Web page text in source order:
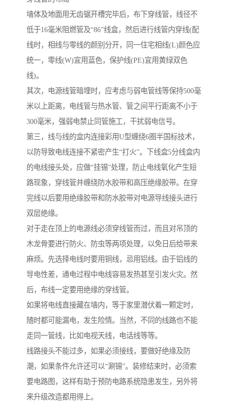
墙体及地面用无齿锯开槽完毕后，布下穿线管，线径不
低于16毫米阻燃管及“86”线盒，然后进行线管内穿线(配
线时，相线与零线的颜别分开，同一住宅相线(L)颜色应
统一，零线(W)宜用蓝色，保护线(PE)宜用黄绿双色
线)。
其次，电源线管暗埋时，应考虑与弱电管线等保持500毫
米以上距离，电线管与热水管、管之间平行距离不小于
300毫米，强弱电禁止同管施工，干扰弱电信号。
第三，线与线的盒内连接彩用U型缠绕6圈半国标技术，
以防导致电线连接不紧密产生“打火”。下线盒5分线盒内
的电线接头处，应做“挂锡”处理，防止电线氧化产生短
路现象，穿线管并缠绕防水胶带和高压绝缘胶带。在穿
完线以后要用绝缘胶带和防水胶带对电源导线接头进行
双层绝缘。
对于走在顶上的电源线必须穿线管而过，而且对吊顶的
木龙骨要进行防火、防虫等两项处理，以免日后给带来
麻烦。先选择电线时要用铜线，忌用铝线。由于铝线的
导电性差，通电过程中电线容易发热甚至引发火灾。然
后，布线一定要用绝缘的穿线管。
如果将电线直接藏在墙内，等于家里潜伏着一颗定时，
随时都可能漏电，发生险情。当然，不同的线路也不能
走同一管线，比如电视天线，电话线等等。
线路接头不能过多，如果必须接线，要做好绝缘及防
潮，如果条件允许还可以“涮锡”。装修结束时，必须索
要电路图，这样有助于预防电路系统隐患发生，另外将
来升级改造都用得上。